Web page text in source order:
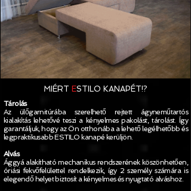
MIÉRT ESTILO KANAPÉT!?
Tárolás
Az ülőgarnitúrába szerelhető rejtett ágyneműtartós
kialakítás lehetővé teszi a kényelmes pakolást, tárolást. Így
garantáljuk, hogy az Ön otthonába a lehető legélhetőbb és
legpraktikusabb ESTILO kanapé kerüljön.
Alvás
Ággyá alakítható mechanikus rendszerének köszönhetően,
óriási fekvőfelülettel rendelkezik, így 2 személy számára is
elegendő helyet biztosít a kényelmes és nyugtató alváshoz.